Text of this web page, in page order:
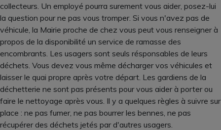
collecteurs. Un employé pourra surement vous aider, posez-lui
la question pour ne pas vous tromper. Si vous n'avez pas de
véhicule, la Mairie proche de chez vous peut vous renseigner à
propos de la disponibilité un service de ramasse des
encombrants. Les usagers sont seuls résponsables de leurs
déchets. Vous devez vous même décharger vos véhicules et
laisser le quai propre après votre départ. Les gardiens de la
déchetterie ne sont pas présents pour vous aider à porter ou
faire le nettoyage après vous. Il y a quelques règles à suivre sur
place : ne pas fumer, ne pas bourrer les bennes, ne pas
récupérer des déchets jetés par d'autres usagers.